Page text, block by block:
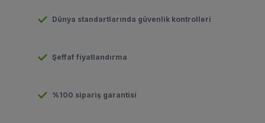
Dünya standartlarında güvenlik kontrolleri
Şeffaf fiyatlandırma
%100 sipariş garantisi